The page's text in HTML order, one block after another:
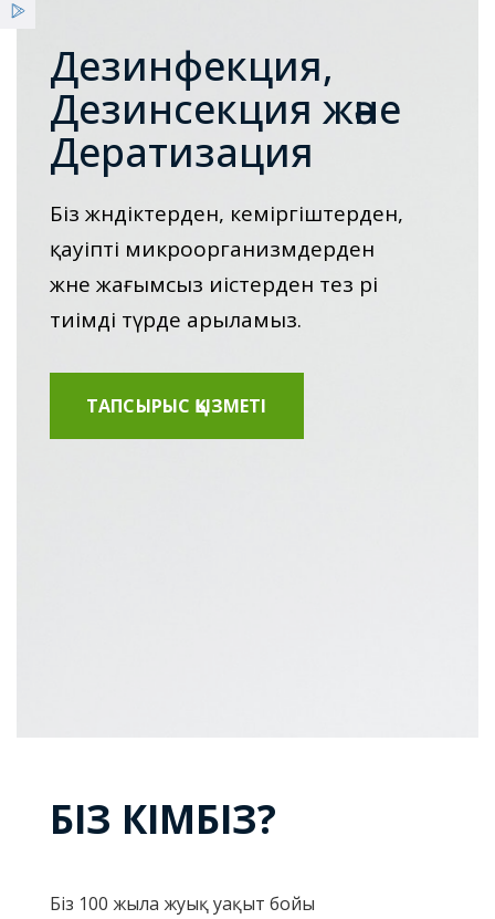
Жеңілдіктер
Жаңалықтар
Дезинфекция,
Дезинсекция және
Дератизация
Біз жәндіктерден, кеміргіштерден,
қауіпті микроорганизмдерден
және жағымсыз иістерден тез әрі
тиімді түрде арыламыз.
ТАПСЫРЫС ҚЫЗМЕТІ
БІЗ КІМБІЗ?
Біз 100 жылға жуық уақыт бойы